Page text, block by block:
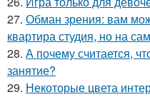
27. Обман зрения: вам
квартира студия, но на
28. А почему считается,
занятие?
29. Некоторые цвета